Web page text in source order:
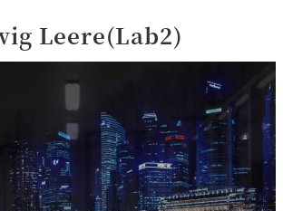
Leere(Lab2)